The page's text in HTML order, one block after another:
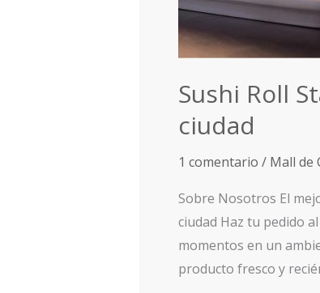
Sushi Roll
ciudad
1 comentario / Mall de
Sobre Nosotros El
ciudad Haz tu pedido
momentos en un
producto fresco y
Sushi
de
la
ciudad